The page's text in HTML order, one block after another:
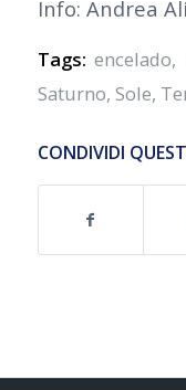
Info: Andrea
Tags: encelado,
Saturno, Sole,
CONDIVIDI